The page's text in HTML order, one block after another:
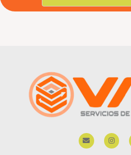
E
n
v
I
n
s